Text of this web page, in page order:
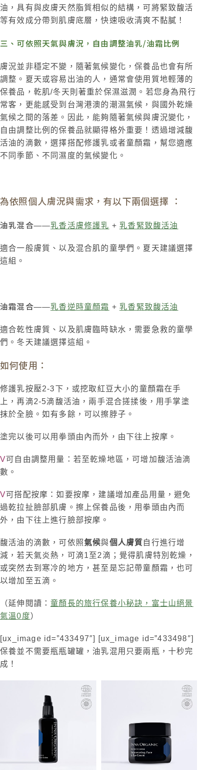
油，具有與皮膚天然脂質相似的結構，可將緊致馥活
等有效成分帶到肌膚底層，快速吸收清爽不黏膩！
三、可依照天氣與膚況，自由調整油乳/油霜比例
膚況並非穩定不變，隨著氣候變化，保養品也會有所
調整。夏天或容易出油的人，通常會使用質地輕薄的
保養品，乾肌/冬天則著重於保濕滋潤。若您身為飛行
常客，更能感受到台灣港澳的潮濕氣候，與國外乾燥
氣候之間的落差。因此，能夠隨著氣候與膚況變化，
自由調整比例的保養品就顯得格外重要！透過增減馥
活油的滴數，選擇搭配修護乳或者童顏霜，幫您適應
不同季節、不同濕度的氣候變化。
為依照個人膚況與需求，有以下兩個選擇 ：
油乳混合——乳香活膚修護乳 + 乳香緊致馥活油
適合一般膚質、以及混合肌的童學們。夏天建議選擇
這組。
油霜混合——乳香逆時童顏霜 + 乳香緊致馥活油
適合乾性膚質、以及肌膚臨時缺水，需要急救的童學
們。冬天建議選擇這組。
如何使用：
修護乳按壓2-3下，或挖取紅豆大小的童顏霜在手
上，再滴2-5滴馥活油，兩手混合搓揉後，用手掌塗
抹於全臉。如有多餘，可以擦脖子。
塗完以後可以用拳頭由內而外，由下往上按摩。
V可自由調整用量：若至乾燥地區，可增加馥活油滴
數。
V可搭配按摩：如要按摩，建議增加產品用量，避免
過乾拉扯臉部肌膚。擦上保養品後，用拳頭由內而
外，由下往上進行臉部按摩。
馥活油的滴數，可依照氣候與個人膚質自行進行增
減，若天氣炎熱，可滴1 至2 滴；覺得肌膚特別乾燥，
或突然去到寒冷的地方，甚至是忘記帶童顏霜，也可
以增加至五滴。
（延伸閱讀：童顏長的旅行保養小秘訣，富士山絕景
氣溫0度）
[ux_image id=”433497″] [ux_image id=”433498″]
保養並不需要瓶瓶罐罐，油乳混用只要兩瓶，十秒完
成！